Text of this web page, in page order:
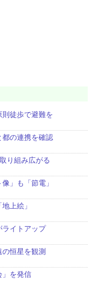
徒歩で避難を
都の連携を確認
り組み広がる
」も「節電」
上絵」
ライトアップ
恒星を観測
」を発信